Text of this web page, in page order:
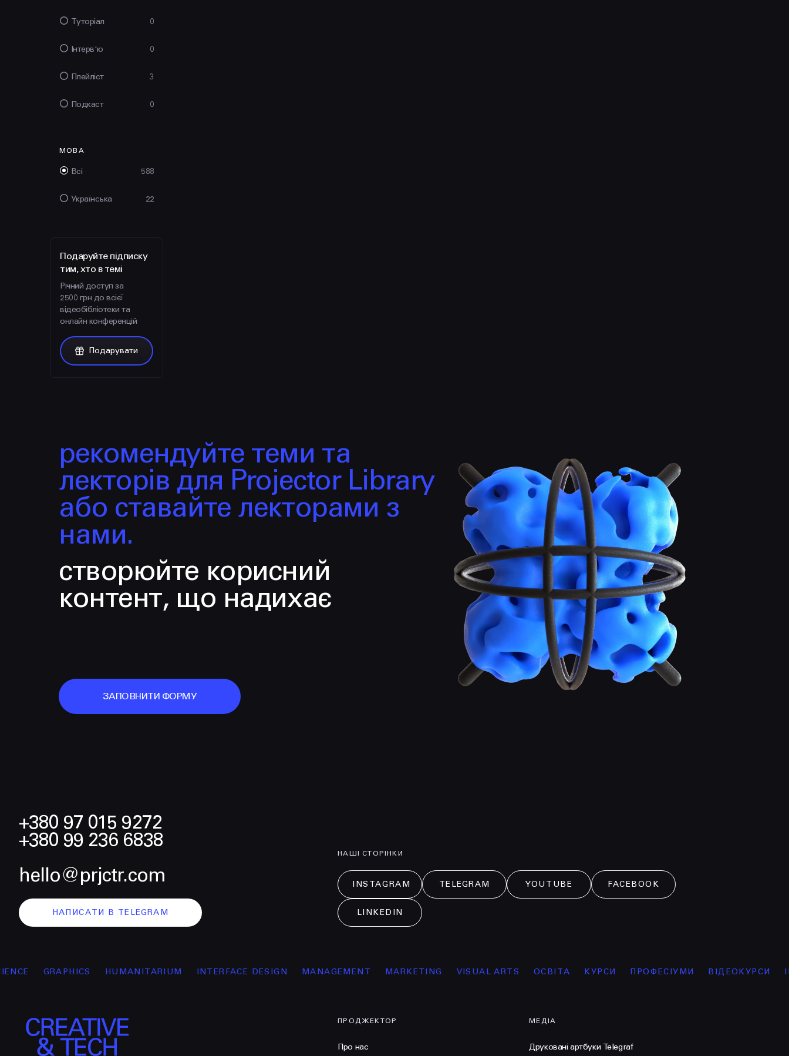
Туторіал 0
Інтерв'ю 0
Плейліст 3
Подкаст 0
МОВА
Всі 588
Українська 22
Подаруйте підписку
тим, хто в темі
Річний доступ за
2500 грн до всієї
відеобібліотеки та
онлайн конференцій
Подарувати
рекомендуйте теми та
лекторів для Projector Library
або ставайте лекторами з
нами.
створюйте корисний
контент, що надихає
ЗАПОВНИТИ ФОРМУ
+380 97 015 9272
+380 99 236 6838
hello@prjctr.com
НАПИСАТИ В TELEGRAM
НАШІ СТОРІНКИ
INSTAGRAM TELEGRAM YOUTUBE FACEBOOK
LINKEDIN
HUMANITARIUM INTERFACE DESIGN MANAGEMENT MARKETING VISUAL ARTS ОСВІТА КУРСИ ПРОФЕСІУМИ ВІДЕОКУРСИ
ПРОДЖЕКТОР
Про нас
МЕДІА
Друковані артбуки Telegraf